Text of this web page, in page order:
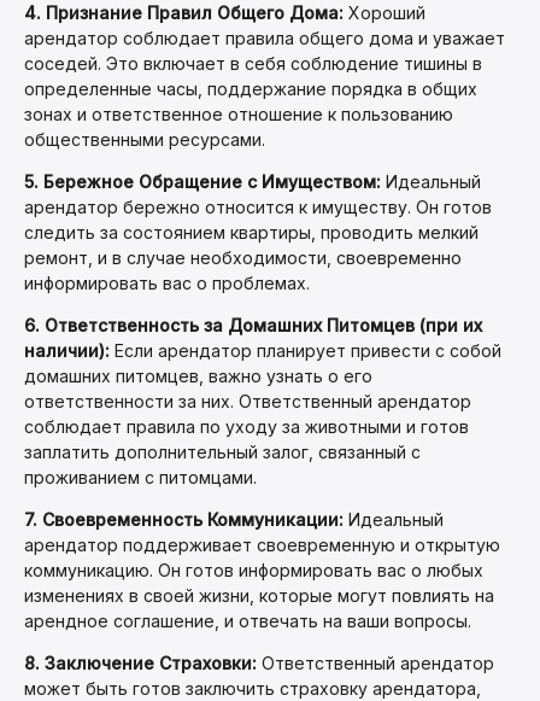
4. Признание Правил Общего Дома: Хороший
арендатор соблюдает правила общего дома и уважает
соседей. Это включает в себя соблюдение тишины в
определенные часы, поддержание порядка в общих
зонах и ответственное отношение к пользованию
общественными ресурсами.
5. Бережное Обращение с Имуществом: Идеальный
арендатор бережно относится к имуществу. Он готов
следить за состоянием квартиры, проводить мелкий
ремонт, и в случае необходимости, своевременно
информировать вас о проблемах.
6. Ответственность за Домашних Питомцев (при их
наличии): Если арендатор планирует привести с собой
домашних питомцев, важно узнать о его
ответственности за них. Ответственный арендатор
соблюдает правила по уходу за животными и готов
заплатить дополнительный залог, связанный с
проживанием с питомцами.
7. Своевременность Коммуникации: Идеальный
арендатор поддерживает своевременную и открытую
коммуникацию. Он готов информировать вас о любых
изменениях в своей жизни, которые могут повлиять на
арендное соглашение, и отвечать на ваши вопросы.
8. Заключение Страховки: Ответственный арендатор
может быть готов заключить страховку арендатора,